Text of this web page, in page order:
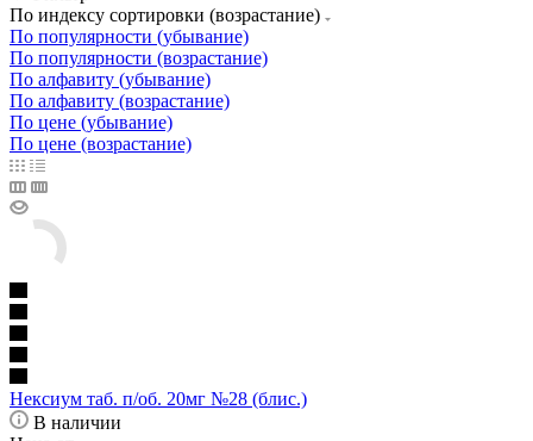
По индексу сортировки (возрастание)
По популярности (убывание)
По популярности (возрастание)
По алфавиту (убывание)
По алфавиту (возрастание)
По цене (убывание)
По цене (возрастание)
Нексиум таб. п/об. 20мг №28 (блис.)
В наличии